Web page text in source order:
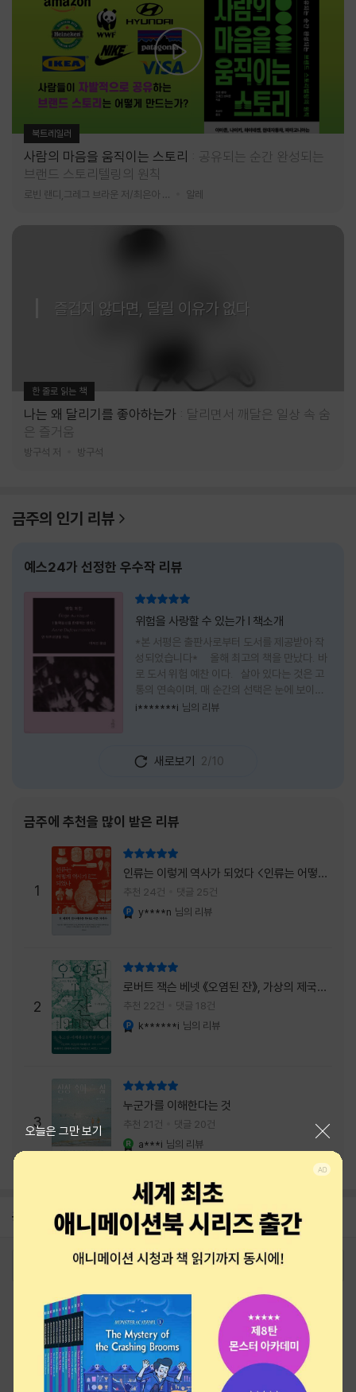
북트레일러
사람의 마음을 움직이는 스토리
공유되는 순간 완성되는
브랜드 스토리텔링의 원칙
알레
즐겁지 않다면, 달릴 이유가 없다
한 줄로 읽는 책
나는 왜 달리기를 좋아하는가
달리면서 깨달은 일상 속 숨
은 즐거움
방구석 저 방구석
금주의 인기 리뷰
예스24가 선정한 우수작 리뷰
위험을 사랑할 수 있는가 l 책소개
*본 서평은 출판사로부터 도서를 제공받아 작
성되었습니다* 올해 최고의 책을 만났다. 바
로 도서 위험 예찬 이다. 살아 있다는 것은 고
통의 연속이며, 매 순간의 선택은 눈에 보이지
않는 위험을 감수해야 한다는 것을 의미한다.
도전하고 미지의 세계로 발을 내딛기란 결코 쉬
운 일이 아니다. 그러나 이 책을 읽다 보면 그 마
내가 진실로 원했던 방향을 향해 움직이고 있을
지도 모른다. 위험은 두려움의 대상이 아니라,
내가 진짜 원하는 삶으로 향하는 문 앞에 늘 함
께 서 있기 때문이다. 이 책은 프랑스의 철학
자이자 정신분석가인 안 뒤푸르망
i*******i 님의 리뷰
새로보기 2/10
금주에 추천을 많이 받은 리뷰
1
인류는 이렇게 역사가 되었다 <인류는 어떻게
역사가 되었나>
추천 24건 댓글 25건
y****n 님의 리뷰
2
로버트 잭슨 베넷 《오염된 잔》, 가상의 제국이
주는 실감과 미스터리 사건의 치밀함이 이루어
내는 최상의 시너지...
추천 22건 댓글 18건
k******i 님의 리뷰
3
누군가를 이해한다는 것
추천 21건 댓글 20건
a***i 님의 리뷰
공지 26년 NBCI 수상 안내
2026-08-01
오늘은 그만 보기
로그인 최근 본 상품 주문/배송
고객센터 1544-3800 티켓 1544-6399
중고샵 1566-4295
eBook 1:1문의/채팅상담
예스이십사(주) 사업자 정보
이용약관
개인정보처리방침
청소년보호정책
PC버전
회사소개
거래처관계자께